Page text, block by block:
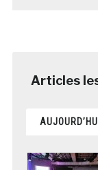
AUJOURD’HUI